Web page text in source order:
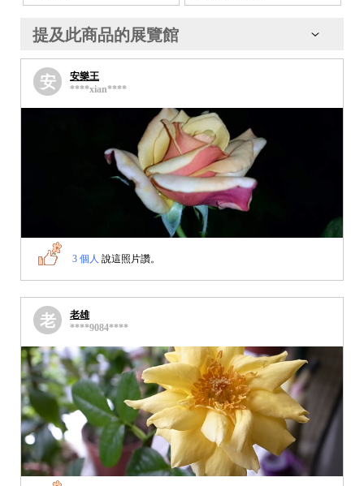
提及此商品的展覽館
安
安樂王
****xian****
3 個人 說這照片讚。
老
老雄
****9084****